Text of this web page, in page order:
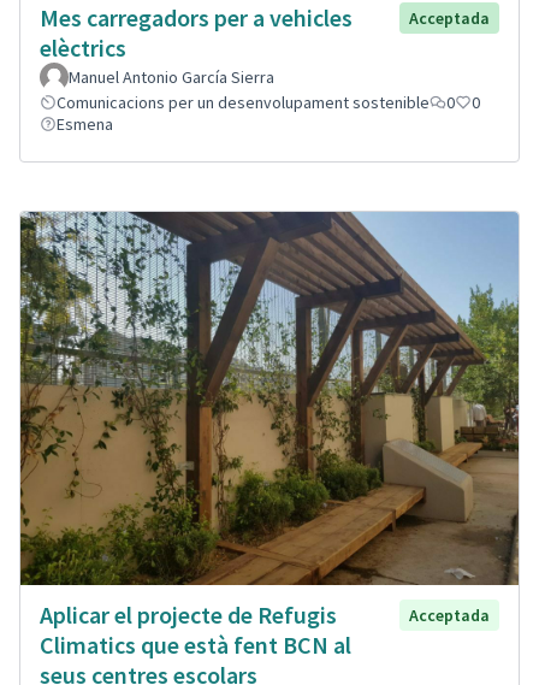
Mes carregadors per a vehicles
elèctrics
Acceptada
Manuel Antonio García Sierra
Comunicacions per un desenvolupament sostenible
0
0
Esmena
Aplicar el projecte de Refugis
Climatics que està fent BCN al
seus centres escolars
Acceptada